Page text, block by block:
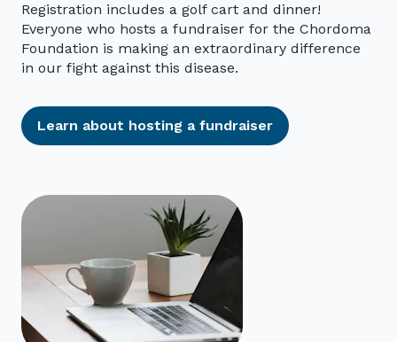
Registration includes a golf cart and dinner!
Everyone who hosts a fundraiser for the Chordoma
Foundation is making an extraordinary difference
in our fight against this disease.
Learn about hosting a fundraiser